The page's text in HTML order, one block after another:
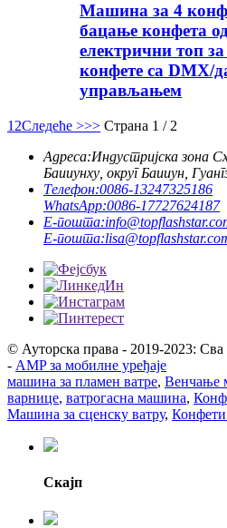
Машина за 4
бацање конфета
електрични топ
конфете са DMX/
управљањем
1 2Следеће >>> Страна 1 / 2
Адреса:Индустријска зона
Баииунху, округ Баииун,
Телефон:0086-13247325186
WhatsApp:0086-17727624187
Е-пошта:
Е-пошта:
© Ауторска права - 2019-2023: Сва
- AMP за мобилне уређаје
машина за пламен ватре, Венчање
варнице, ватрогасна машина,
Машина за сценску ватру,
Скајп